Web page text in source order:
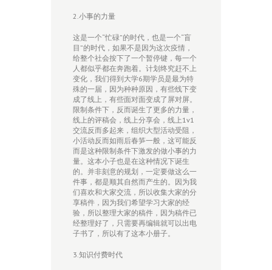
2.小事的力量
这是一个“忙碌”的时代，也是一个“盲
目”的时代，如果不是因为这次疫情，
给整个社会按下了一个暂停键，每一个
人都似乎都在奔跑着。计划终究赶不上
变化，我们得到大学6期学员是最为特
殊的一届，因为种种原因，有些线下变
成了线上，有些面对面变成了屏对屏。
限制条件下，反而诞生了更多的力量，
线上的评稿会，线上分享会，线上1v1
交流反而多起来，组织大型活动受阻，
小活动反而如雨后春笋一般，这可能反
而是这种限制条件下激发的做小事的力
量。这本小子也是在这种情况下诞生
的。并非刻意的规划，一定要做这么一
件事，都是顺其自然而产生的。因为我
们喜欢和大家交流，所以收集大家的分
享稿件，因为我们希望学习大家的经
验，所以整理大家的稿件，因为稿件已
经整理好了，只需要再编辑就可以出电
子书了，所以有了这本小册子。
3.知识付费时代